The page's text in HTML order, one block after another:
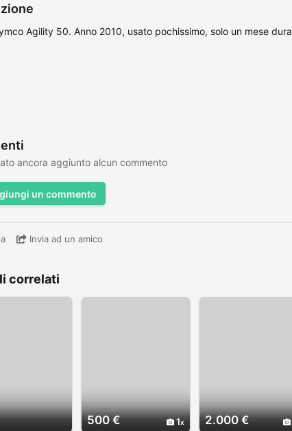
Agility 50. Anno 2010, usato pochissimo, solo un mese
ancora aggiunto alcun commento
un commento
Invia ad un amico
correlati
500 € 1 2.000 €